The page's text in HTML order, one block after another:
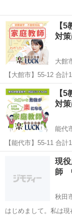
【
対
大館
【大館市】55-12 合
多数在籍✨ お子様の勉強対策で悩まれてる親御様へ✉️ 「スマホばかり
で勉強しない」「塾
せたいけ...
秋田 大館市
【
対
能代
【能代市】55-11 合
多数在籍✨ お子様の勉強対策で悩まれてる親御様へ✉️ 「スマホばかり
で勉強しない」「塾
せたいけ...
能代市
現
師
秋田
はじめまして。私は現